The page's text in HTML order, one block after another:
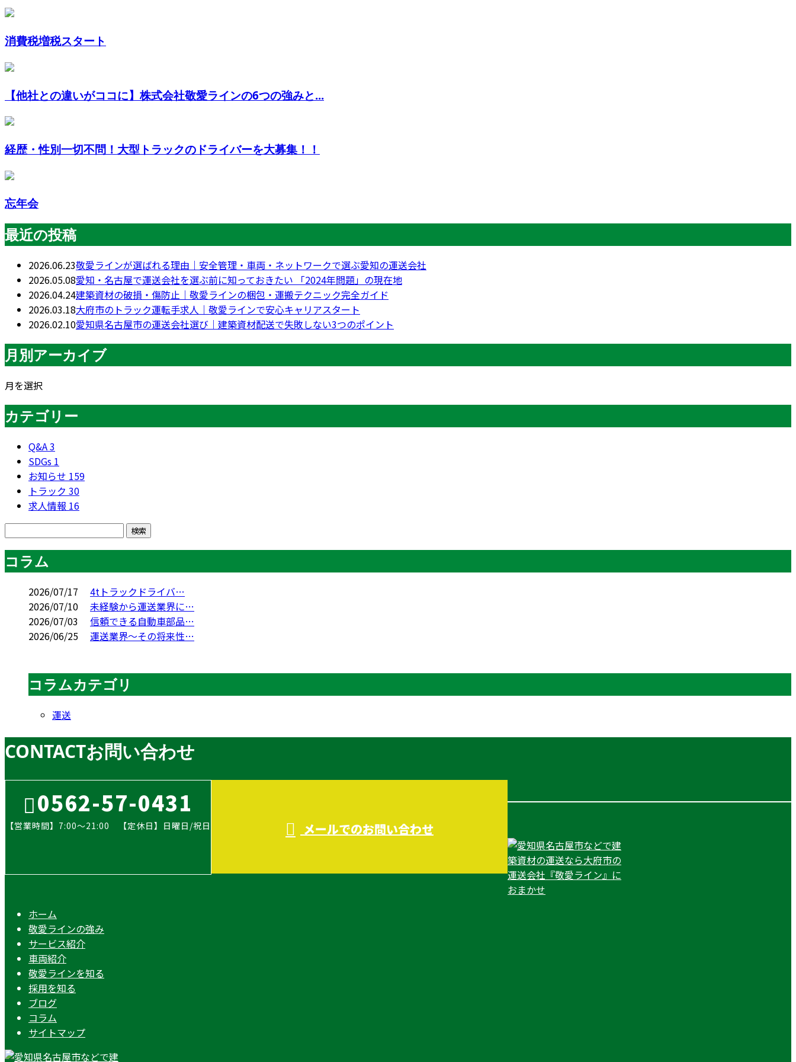
消費税増税スタート
【他社との違いがココに】株式会社敬愛ラインの6つの強みと...
経歴・性別一切不問！大型トラックのドライバーを大募集！！
忘年会
最近の投稿
2026.06.23敬愛ラインが選ばれる理由｜安全管理・車両・ネットワークで選ぶ愛知の運送会社
2026.05.08愛知・名古屋で運送会社を選ぶ前に知っておきたい 「2024年問題」の現在地
2026.04.24建築資材の破損・傷防止｜敬愛ラインの梱包・運搬テクニック完全ガイド
2026.03.18大府市のトラック運転手求人｜敬愛ラインで安心キャリアスタート
2026.02.10愛知県名古屋市の運送会社選び｜建築資材配送で失敗しない3つのポイント
月別アーカイブ
月を選択
カテゴリー
Q&A3
SDGs 1
お知らせ 159
トラック 30
求人情報 16
コラム
2026/07/17
4tトラックドライバ…
2026/07/10
未経験から運送業界に…
2026/07/03
信頼できる自動車部品…
2026/06/25
運送業界～その将来性…
コラムカテゴリ
運送
CONTACTお問い合わせ
0562-57-0431
【営業時間】7:00～21:00 【定休日】日曜日/祝日 メールでのお問い合わせ
ホーム
敬愛ラインの強み
サービス紹介
車両紹介
敬愛ラインを知る
採用を知る
ブログ
コラム
サイトマップ